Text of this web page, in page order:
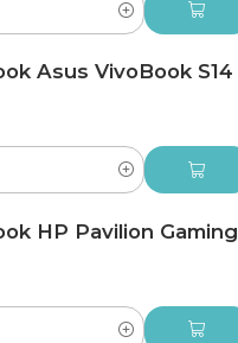
Asus VivoBook S14
HP Pavilion Gaming